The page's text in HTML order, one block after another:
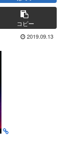
コピー
2019.09.13